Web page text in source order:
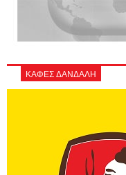
ΚΑΦΕΣ ΔΑΝΔΑΛΗ